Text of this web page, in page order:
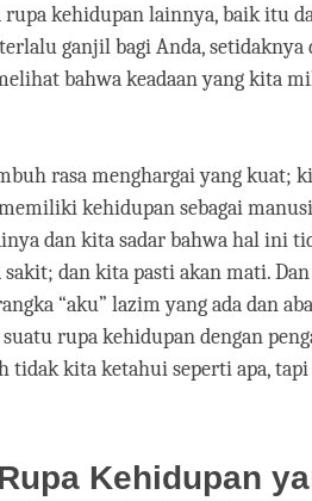
kehidupan lainnya, baik itu
ganjil bagi Anda, setidaknya
bahwa keadaan yang kita
rasa menghargai yang kuat;
kehidupan sebagai
dan kita sadar bahwa hal ini
dan kita pasti akan mati.
“aku” lazim yang ada dan
rupa kehidupan dengan
tidak kita ketahui seperti apa,
Kehidupan